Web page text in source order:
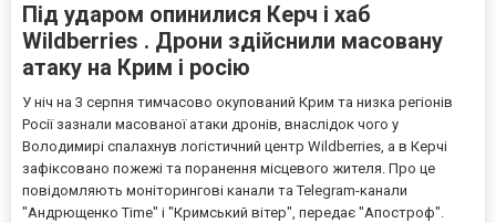
Під ударом опинилися Керч і хаб
Wildberries . Дрони здійснили масовану
атаку на Крим і росію
У ніч на 3 серпня тимчасово окупований Крим та низка регіонів
Росії зазнали масованої атаки дронів, внаслідок чого у
Володимирі спалахнув логістичний центр Wildberries, а в Керчі
зафіксовано пожежі та поранення місцевого жителя. Про це
повідомляють моніторингові канали та Telegram-канали
"Андрющенко Time" і "Кримський вітер", передає "Апостроф".